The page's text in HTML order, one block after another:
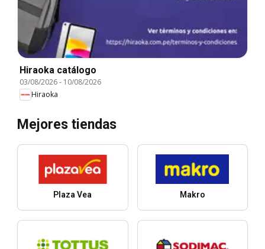
Hiraoka catálogo
03/08/2026- 10/08/2026
Hiraoka
Mejores tiendas
Plaza Vea Makro